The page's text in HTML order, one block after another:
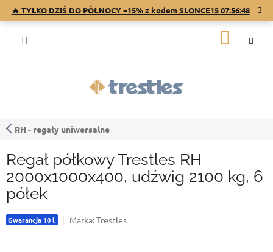
🔥 TYLKO DZIŚ DO PÓŁNOCY −15% z kodem SLONCE1507:56:47
RH - regały uniwersalne
Regał półkowy Trestles RH
2000x1000x400, udźwig 2100 kg, 6
półek
Gwarancja 10 l. Marka:Trestles